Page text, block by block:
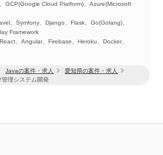
Javaの案件・求人
愛知県の案件・求人
管理システム開発
GCP(Google Cloud Platform)、Azure(Microsoft
、Symfony、Django、Flask、Go(Golang)、
Framework
、Angular、Firebase、Heroku、Docker、